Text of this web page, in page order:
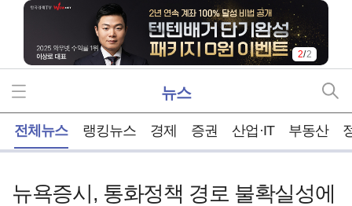
2/2
뉴스
전체뉴스 랭킹뉴스 경제 증권 산업·IT 부동산
뉴욕증시, 통화정책 경로 불확실성에